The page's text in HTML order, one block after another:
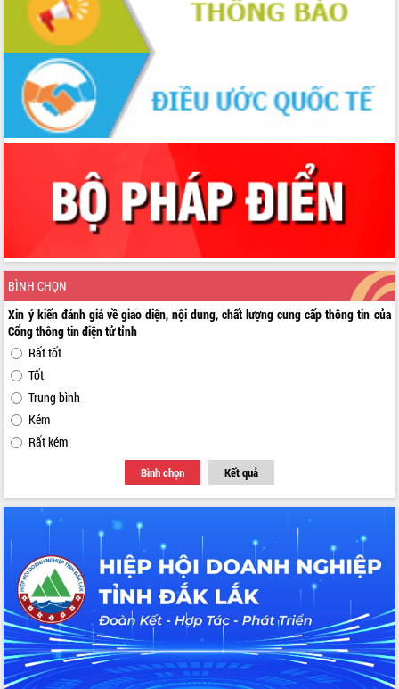
BÌNH CHỌN
Xin ý kiến đánh giá về giao diện, nội dung, chất lượng cung cấp thông tin của
Cổng thông tin điện tử tỉnh
Rất tốt
Tốt
Trung bình
Kém
Rất kém
Bình chọn Kết quả